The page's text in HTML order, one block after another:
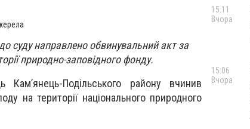
суду направлено обвинувальний акт за
природно-заповідного фонду.
Подільського району вчинив
на території національного природного
15:11
Вчора
15:06
Вчора